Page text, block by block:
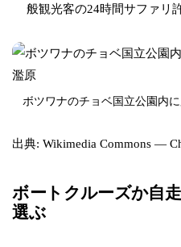
般観光客の24時間サファリ
ボツワナのチョベ国立公園内
出典: Wikimedia Commons —
ボートクルーズか自
選ぶ